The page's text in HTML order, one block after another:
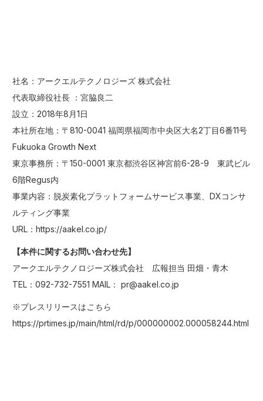
社名：アークエルテクノロジーズ 株式会社
代表取締役社長 ：宮脇良二
設立：2018年8月1日
本社所在地：〒810-0041 福岡県福岡市中央区大名2丁目6番11号
Fukuoka Growth Next
東京事務所：〒150-0001 東京都渋谷区神宮前6-28-9 東武ビル
6階Regus内
事業内容：脱炭素化プラットフォームサービス事業、DXコンサ
ルティング事業
URL：https://aakel.co.jp/
【本件に関するお問い合わせ先】
アークエルテクノロジーズ株式会社 広報担当 田畑・青木
TEL：092-732-7551 MAIL： pr@aakel.co.jp
※プレスリリースはこちら
https://prtimes.jp/main/html/rd/p/000000002.000058244.html